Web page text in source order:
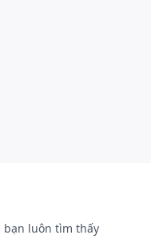
bạn luôn tìm thấy